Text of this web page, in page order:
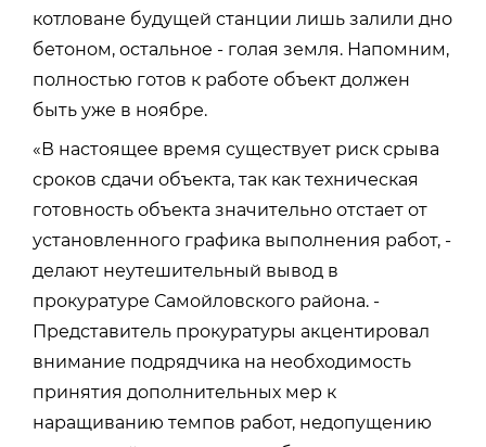
котловане будущей станции лишь залили дно
бетоном, остальное - голая земля. Напомним,
полностью готов к работе объект должен
быть уже в ноябре.
«В настоящее время существует риск срыва
сроков сдачи объекта, так как техническая
готовность объекта значительно отстает от
установленного графика выполнения работ, -
делают неутешительный вывод в
прокуратуре Самойловского района. -
Представитель прокуратуры акцентировал
внимание подрядчика на необходимость
принятия дополнительных мер к
наращиванию темпов работ, недопущению